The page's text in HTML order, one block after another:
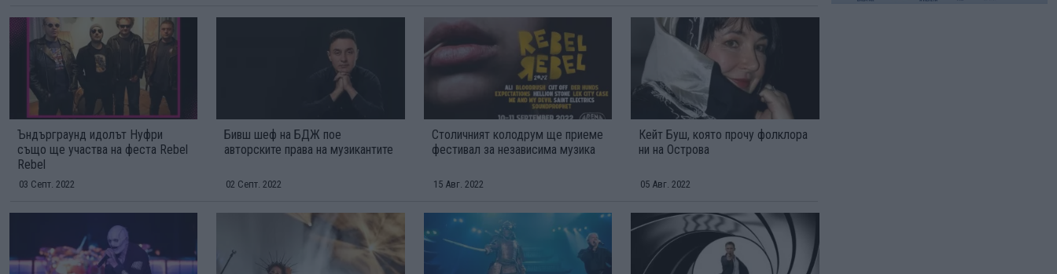
Ъндърграунд идолът Нуфри
също ще участва на феста Rebel
Rebel
03 Септ. 2022
Бивш шеф на БДЖ пое
авторските права на музикантите
02 Септ. 2022
Столичният колодрум ще приеме
фестивал за независима музика
15 Авг. 2022
Кейт Буш, която прочу фолклора
ни на Острова
05 Авг. 2022